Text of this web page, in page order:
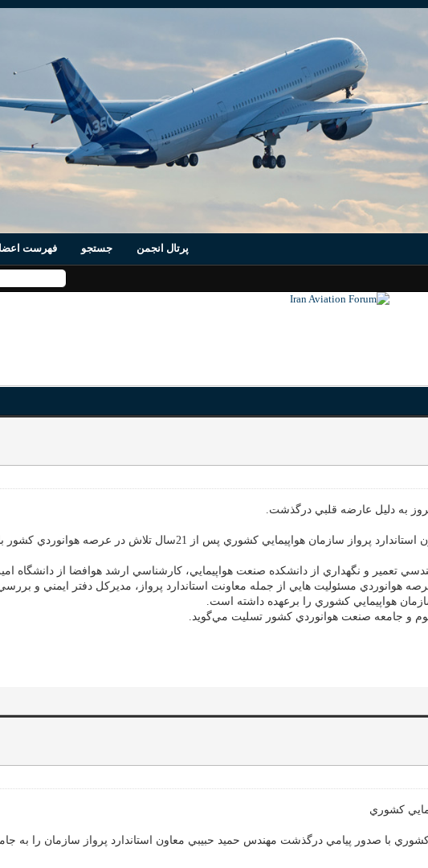
پرتال انجمن جستجو فهرست اعضا
به دليل عارضه قلبي درگذشت.
به گزارش روابط عمومي سازمان هواپيمايي كشوري، مهندس حميد حبيبي معاون استاندارد پرواز سازمان هواپيمايي كشوري
رشته مهندسي تعمير و نگهداري از دانشكده صنعت هواپيمايي، كارشناسي ارشد هوافضا از دانشگاه
كشوري بوده است و طي 21 سال فعاليت در عرصه هوانوردي مسئوليت هايي از جمله معاونت استاندارد پرواز، مديركل دفتر
هواپيمايي كشوري را برعهده داشته است.
و جامعه صنعت هوانوردي كشور تسليت مي‌گويد.
كشوري
با صدور پيامي درگذشت مهندس حميد حبيبي معاون استاندارد پرواز سازمان را به